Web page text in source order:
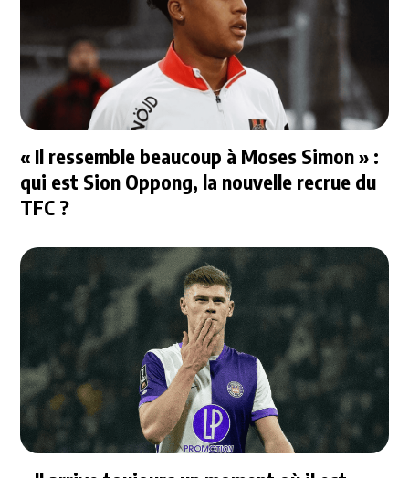
« Il ressemble beaucoup à Moses Simon » :
qui est Sion Oppong, la nouvelle recrue du
TFC ?